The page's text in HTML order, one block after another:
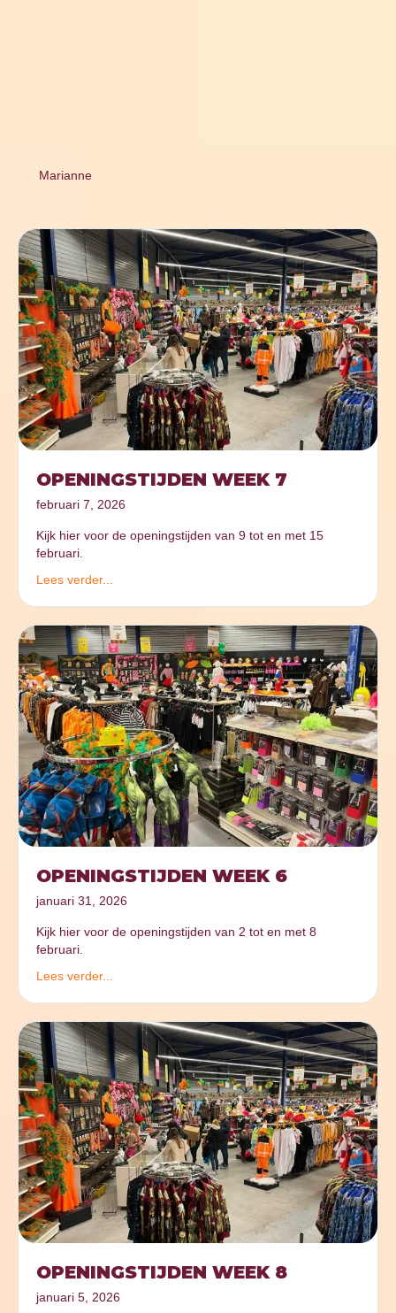
Marianne
OPENINGSTIJDEN WEEK 7
februari 7, 2026
Kijk hier voor de openingstijden van 9 tot en met 15
februari.
Lees verder...
OPENINGSTIJDEN WEEK 6
januari 31, 2026
Kijk hier voor de openingstijden van 2 tot en met 8
februari.
Lees verder...
OPENINGSTIJDEN WEEK 8
januari 5, 2026